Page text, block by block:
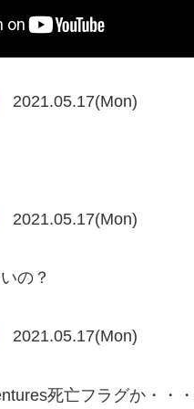
2021.05.17(Mon)
2021.05.17(Mon)
の？
2021.05.17(Mon)
死亡フラグか・・